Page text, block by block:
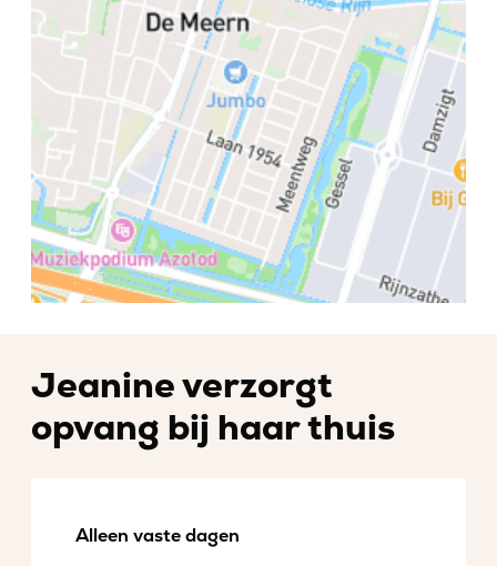
Jeanine verzorgt
opvang bij haar thuis
Alleen vaste dagen